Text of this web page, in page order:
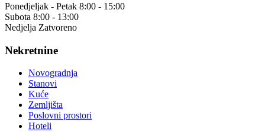
Ponedjeljak - Petak 8:00 - 15:00
Subota 8:00 - 13:00
Nedjelja Zatvoreno
Nekretnine
Novogradnja
Stanovi
Kuće
Zemljišta
Poslovni prostori
Hoteli